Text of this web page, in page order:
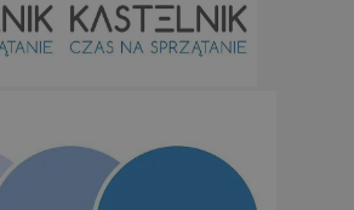
Wydajność Targetowanie
korzystać ze strony internetowej.